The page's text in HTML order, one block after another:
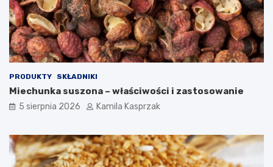
t
b
e
z
p
e
c
z
d
l
PRODUKTY SKŁADNIKI
Miechunka suszona – właściwości i zastosowanie
5 sierpnia 2026 Kamila Kasprzak